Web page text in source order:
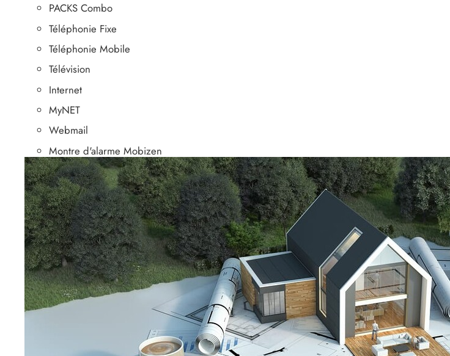
PACKS Combo
Téléphonie Fixe
Téléphonie Mobile
Télévision
Internet
MyNET
Webmail
Montre d'alarme Mobizen